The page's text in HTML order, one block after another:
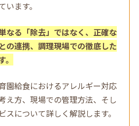
ます。
なる「除去」ではなく、正確な
の連携、調理現場での徹底した
園給食におけるアレルギー対応
え方、現場での管理方法、そし
スについて詳しく解説します。